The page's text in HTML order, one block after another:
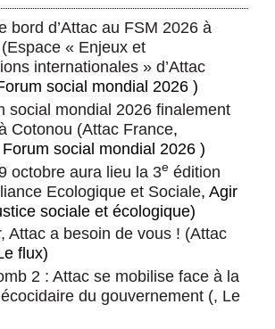
bord d’Attac au FSM 2026 à
(Espace « Enjeux et
internationales » d’Attac
social mondial 2026 )
social mondial 2026 finalement
Cotonou (Attac France,
Forum social mondial 2026 )
octobre aura lieu la 3e édition
Ecologique et Sociale, Agir
sociale et écologique)
Attac a besoin de vous ! (Attac
flux)
2 : Attac se mobilise face à la
du gouvernement (, Le